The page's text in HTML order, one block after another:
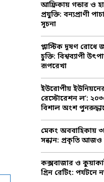
o
r
:
আফ্রিকায় গন্ডার ও
প্রযুক্তি: বন্যপ্রাণী
সূচনা
প্লাস্টিক দূষণ রোধে
চুক্তি: বিশ্বব্যাপী
রূপরেখা
ইউরোপীয় ইউনিয়নের
রেস্টোরেশন ল’:
বিশাল অংশ
মেকং অববাহিকায়
সন্ধান: প্রকৃতি আজও
কক্সবাজার ও
গ্রিন রেটিং: